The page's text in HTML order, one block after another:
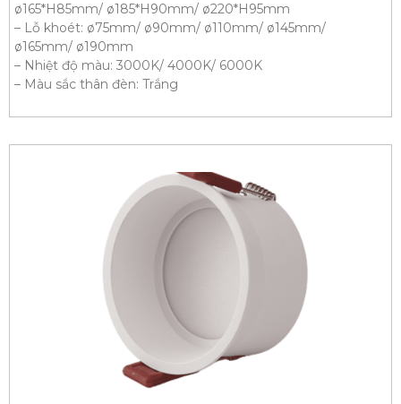
ø165*H85mm/ ø185*H90mm/ ø220*H95mm
– Lỗ khoét: ø75mm/ ø90mm/ ø110mm/ ø145mm/
ø165mm/ ø190mm
– Nhiệt độ màu: 3000K/ 4000K/ 6000K
– Màu sắc thân đèn: Trắng